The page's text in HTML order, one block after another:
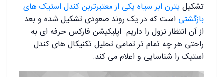
تشکیلپترن ابر سیاه یکی از معتبرتربن کندل استیک های
بازگشتی است که در یک روند صعودی تشکیل شده و بعد
از آن انتظار نزول را داریم. اپلیکیشن فارکس حرفه ای به
راحتی هر چه تمام تر تمامی تحلیل تکنیکال های کندل
استیک را شناسایی و اعلام می کند.